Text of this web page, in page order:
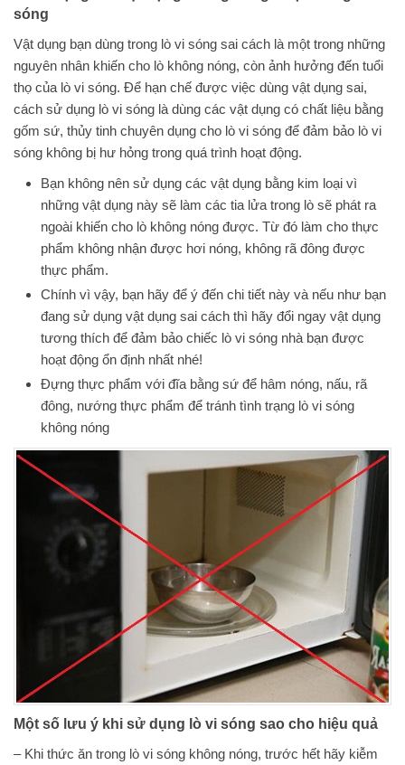
sóng
Vật dụng bạn dùng trong lò vi sóng sai cách là một trong những
nguyên nhân khiến cho lò không nóng, còn ảnh hưởng đến tuổi
thọ của lò vi sóng. Để hạn chế được việc dùng vật dụng sai,
cách sử dụng lò vi sóng là dùng các vật dụng có chất liệu bằng
gốm sứ, thủy tinh chuyên dụng cho lò vi sóng để đảm bảo lò vi
sóng không bị hư hỏng trong quá trình hoạt động.
Bạn không nên sử dụng các vật dụng bằng kim loại vì
những vật dụng này sẽ làm các tia lửa trong lò sẽ phát ra
ngoài khiến cho lò không nóng được. Từ đó làm cho thực
phẩm không nhận được hơi nóng, không rã đông được
thực phẩm.
Chính vì vậy, bạn hãy để ý đến chi tiết này và nếu như bạn
đang sử dụng vật dụng sai cách thì hãy đổi ngay vật dụng
tương thích để đảm bảo chiếc lò vi sóng nhà bạn được
hoạt động ổn định nhất nhé!
Đựng thực phẩm với đĩa bằng sứ để hâm nóng, nấu, rã
đông, nướng thực phẩm để tránh tình trạng lò vi sóng
không nóng
Một số lưu ý khi sử dụng lò vi sóng sao cho hiệu quả
– Khi thức ăn trong lò vi sóng không nóng, trước hết hãy kiễm